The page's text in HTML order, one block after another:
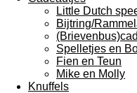
Little Dutch
Bijtring/
Spelletjes en
Fien en Teun
Mike en Molly
Knuffels